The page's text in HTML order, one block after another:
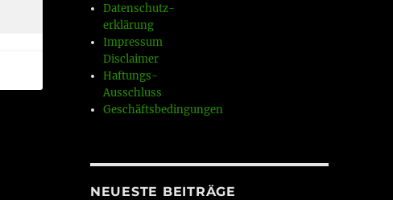
Datenschutz-
erklärung
Impressum
Disclaimer
Haftungs-
Ausschluss
Geschäftsbedingungen
NEUESTE BEITRÄGE